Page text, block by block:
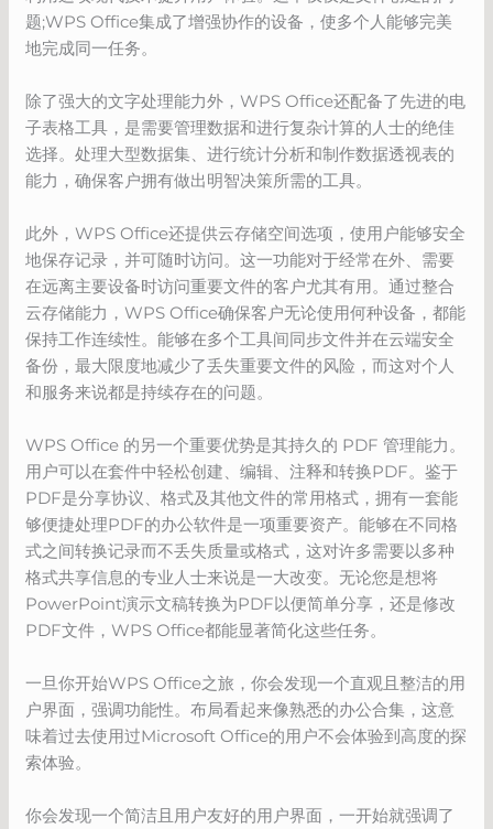
题;WPS Office集成了增强协作的设备，使多个人能够完美
地完成同一任务。
除了强大的文字处理能力外，WPS Office还配备了先进的电
子表格工具，是需要管理数据和进行复杂计算的人士的绝佳
选择。处理大型数据集、进行统计分析和制作数据透视表的
能力，确保客户拥有做出明智决策所需的工具。
此外，WPS Office还提供云存储空间选项，使用户能够安全
地保存记录，并可随时访问。这一功能对于经常在外、需要
在远离主要设备时访问重要文件的客户尤其有用。通过整合
云存储能力，WPS Office确保客户无论使用何种设备，都能
保持工作连续性。能够在多个工具间同步文件并在云端安全
备份，最大限度地减少了丢失重要文件的风险，而这对个人
和服务来说都是持续存在的问题。
WPS Office 的另一个重要优势是其持久的 PDF 管理能力。
用户可以在套件中轻松创建、编辑、注释和转换PDF。鉴于
PDF是分享协议、格式及其他文件的常用格式，拥有一套能
够便捷处理PDF的办公软件是一项重要资产。能够在不同格
式之间转换记录而不丢失质量或格式，这对许多需要以多种
格式共享信息的专业人士来说是一大改变。无论您是想将
PowerPoint演示文稿转换为PDF以便简单分享，还是修改
PDF文件，WPS Office都能显著简化这些任务。
一旦你开始WPS Office之旅，你会发现一个直观且整洁的用
户界面，强调功能性。布局看起来像熟悉的办公合集，这意
味着过去使用过Microsoft Office的用户不会体验到高度的探
索体验。
你会发现一个简洁且用户友好的用户界面，一开始就强调了